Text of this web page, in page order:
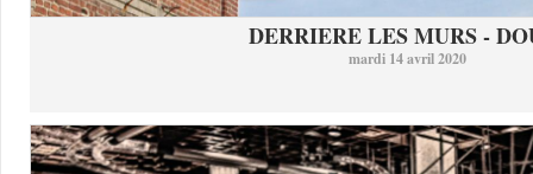
DERRIERE LES MURS -
mardi 14 avril 2020